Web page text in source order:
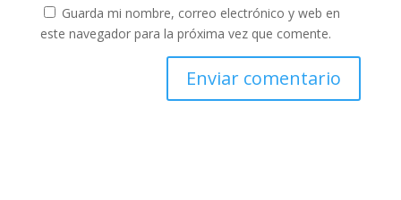
Guarda mi nombre, correo electrónico y web en
este navegador para la próxima vez que comente.